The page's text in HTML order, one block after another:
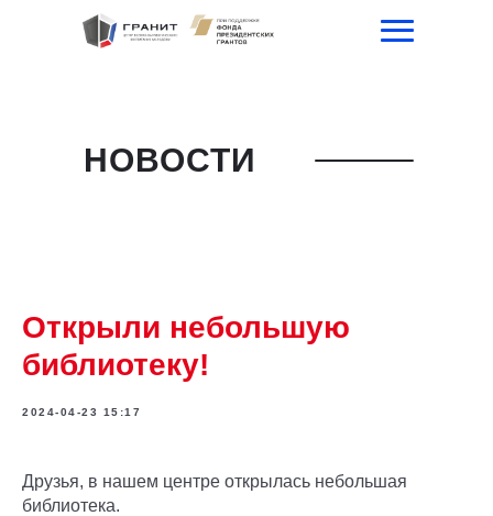
НОВОСТИ
Открыли небольшую
библиотеку!
2024-04-23 15:17
Друзья, в нашем центре открылась небольшая
библиотека.